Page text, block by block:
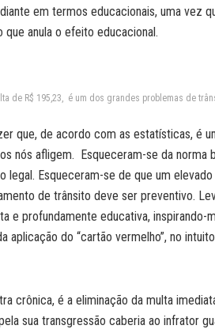
em termos educacionais, uma vez
anula o efeito educacional.
de R$ 195,23, é um dos grandes problemas de
que, de acordo com as estatísticas, é
nós afligem. Esqueceram-se da norma
Esqueceram-se de que um
de trânsito deve ser preventivo.
e profundamente educativa, inspirando-
aplicação do “cartão vermelho”, no
crônica, é a eliminação da multa
sua transgressão caberia ao infrator